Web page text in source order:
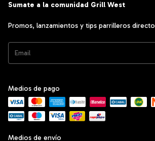
Sumate a la comunidad Grill West
Promos, lanzamientos y tips parrilleros
Medios de pago
Medios de envío